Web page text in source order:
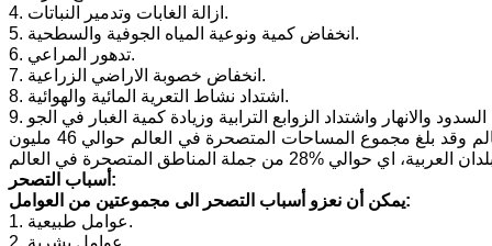
4. ازالة الغابات وتدمير النباتات.
5. انخفاض كمية ونوعية المياه الجوفية والسطحية.
6. تدهور المراعي.
7. انخفاض خصوبة الاراضي الزراعية.
8. اشتداد نشاط التعرية المائية والهوائية.
ويعتبر التصحر اليوم مشكلة عالمية تعاني منها العديد من البلدان في كافة انحاء العالم وقد بلغ مجموع المساحات المتصحرة في العالم حوالي 46 مليون
أسباب التصحر:
يمكن أن نعزو أسباب التصحر الى مجموعتين من العوامل:
1. عوامل طبيعية.
2. عوامل بشرية.